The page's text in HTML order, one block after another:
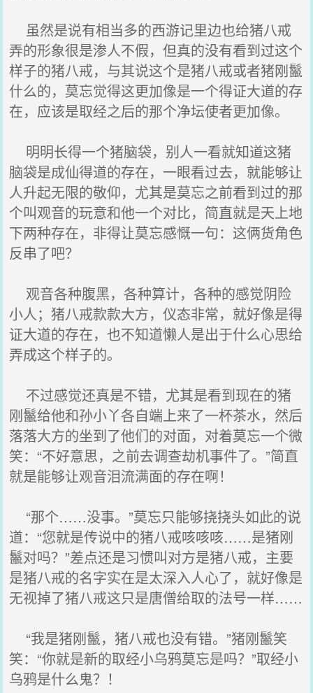
虽然是说有相当多的西游记里边也给猪八戒
弄的形象很是渗人不假，但真的没有看到过这个
样子的猪八戒，与其说这个是猪八戒或者猪刚鬣
什么的，莫忘觉得这更加像是一个得证大道的存
在，应该是取经之后的那个净坛使者更加像。
明明长得一个猪脑袋，别人一看就知道这猪
脑袋是成仙得道的存在，一眼看过去，就能够让
人升起无限的敬仰，尤其是莫忘之前看到过的那
个叫观音的玩意和他一个对比，简直就是天上地
下两种存在，非得让莫忘感慨一句：这俩货角色
反串了吧？
观音各种腹黑，各种算计，各种的感觉阴险
小人；猪八戒款款大方，仪态非常，就好像是得
证大道的存在，也不知道懒人是出于什么心思给
弄成这个样子的。
不过感觉还真是不错，尤其是看到现在的猪
刚鬣给他和孙小丫各自端上来了一杯茶水，然后
落落大方的坐到了他们的对面，对着莫忘一个微
笑：“不好意思，之前去调查劫机事件了。”简直
就是能够让观音泪流满面的存在啊！
“那个……没事。”莫忘只能够挠挠头如此的说
道：“您就是传说中的猪八戒咳咳咳……是猪刚
鬣对吗？”差点还是习惯叫对方是猪八戒，主要
是猪八戒的名字实在是太深入人心了，就好像是
无视掉了猪八戒这只是唐僧给取的法号一样……
“我是猪刚鬣，猪八戒也没有错。”猪刚鬣笑
笑：“你就是新的取经小乌鸦莫忘是吗？”取经小
乌鸦是什么鬼？！